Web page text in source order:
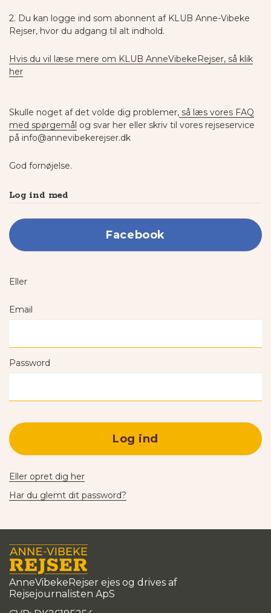
2. Du kan logge ind som abonnent af KLUB Anne-Vibeke
Rejser, hvor du adgang til alt indhold.
Hvis du vil læse mere om KLUB AnneVibekeRejser, så klik
her
Skulle noget af det volde dig problemer, så læs vores FAQ
med spørgemål og svar her eller skriv til vores rejseservice
på info@annevibekerejser.dk
God fornøjelse.
Log ind med
Facebook
Eller
Email
Password
Log ind
Eller opret dig her
Har du glemt dit password?
AnneVibekeRejser ejes og drives af
Rejsejournalisten ApS